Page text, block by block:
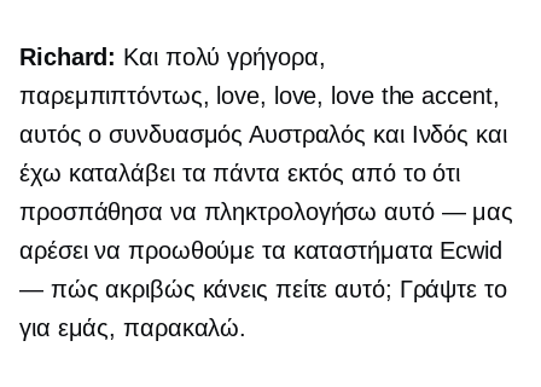
Richard: Και πολύ γρήγορα,
παρεμπιπτόντως, love, love, love the accent,
αυτός ο συνδυασμός Αυστραλός και Ινδός και
έχω καταλάβει τα πάντα εκτός από το ότι
προσπάθησα να πληκτρολογήσω αυτό — μας
αρέσει να προωθούμε τα καταστήματα Ecwid
— πώς ακριβώς κάνεις πείτε αυτό; Γράψτε το
για εμάς, παρακαλώ.